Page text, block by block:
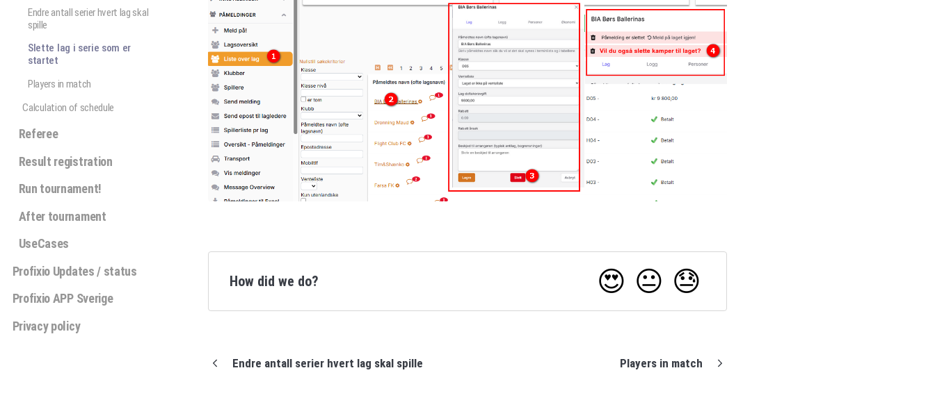
Endre antall serier hvert lag skal
spille
Slette lag i serie som er
startet
Players in match
Calculation of schedule
Referee
Result registration
Run tournament!
After tournament
UseCases
Profixio Updates / status
Profixio APP Sverige
Privacy policy
How did we do? 😍 😐 😓
Endre antall serier hvert lag skal spille Players in match